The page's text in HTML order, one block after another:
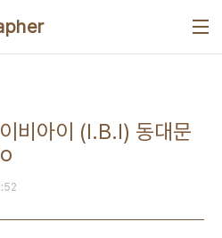
비아이 (I.B.I) 동대문